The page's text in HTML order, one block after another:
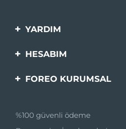
YARDIM
Bi̇zi̇mle İleti̇şi̇me Geçi̇n
HESABIM
Ürün Kaydı
FOREO KURUMSAL
Ortaklik Programi
%100 güvenli ödeme